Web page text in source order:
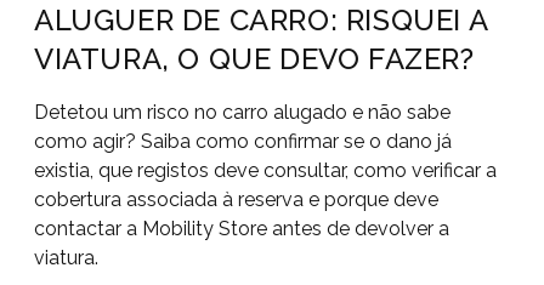
ALUGUER DE CARRO: RISQUEI A
VIATURA, O QUE DEVO FAZER?
Detetou um risco no carro alugado e não sabe
como agir? Saiba como confirmar se o dano já
existia, que registos deve consultar, como verificar a
cobertura associada à reserva e porque deve
contactar a Mobility Store antes de devolver a
viatura.